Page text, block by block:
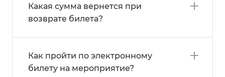
Какая сумма вернется при
возврате билета?
Как пройти по электронному
билету на мероприятие?